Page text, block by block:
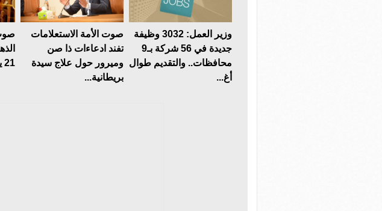
وزير العمل: 3032 وظيفة
جديدة في 56 شركة بـ9
محافظات.. والتقديم طوال
أغ...
صوت الأمة الاستعلامات
تفند ادعاءات ذا صن
وميرور حول علاج سيدة
بريطانية...
21 يسجل هذا الرقم